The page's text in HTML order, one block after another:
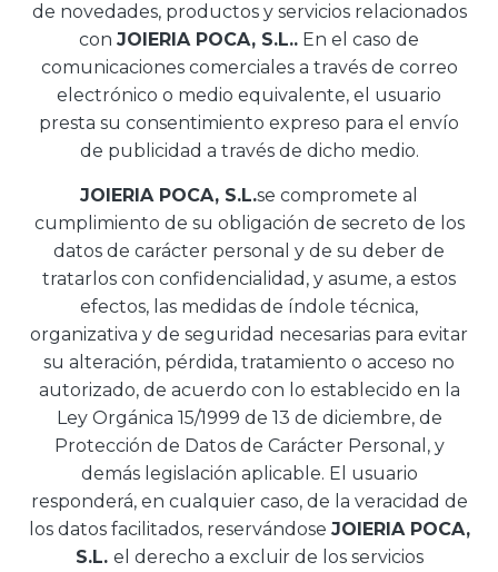
de novedades, productos y servicios relacionados
con JOIERIA POCA, S.L.. En el caso de
comunicaciones comerciales a través de correo
electrónico o medio equivalente, el usuario
presta su consentimiento expreso para el envío
de publicidad a través de dicho medio.
JOIERIA POCA, S.L.se compromete al
cumplimiento de su obligación de secreto de los
datos de carácter personal y de su deber de
tratarlos con confidencialidad, y asume, a estos
efectos, las medidas de índole técnica,
organizativa y de seguridad necesarias para evitar
su alteración, pérdida, tratamiento o acceso no
autorizado, de acuerdo con lo establecido en la
Ley Orgánica 15/1999 de 13 de diciembre, de
Protección de Datos de Carácter Personal, y
demás legislación aplicable. El usuario
responderá, en cualquier caso, de la veracidad de
los datos facilitados, reservándose JOIERIA POCA,
S.L. el derecho a excluir de los servicios